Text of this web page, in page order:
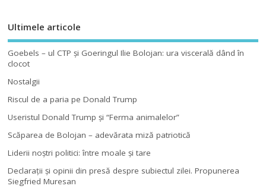
Ultimele articole
Goebels – ul CTP şi Goeringul Ilie Bolojan: ura viscerală dând în
clocot
Nostalgii
Riscul de a paria pe Donald Trump
Useristul Donald Trump şi “Ferma animalelor”
Scăparea de Bolojan – adevărata miză patriotică
Liderii noştri politici: între moale şi tare
Declaraţii şi opinii din presă despre subiectul zilei. Propunerea
Siegfried Muresan